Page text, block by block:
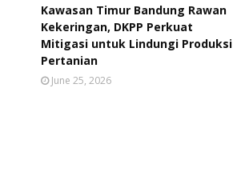
Kawasan Timur Bandung Rawan
Kekeringan, DKPP Perkuat
Mitigasi untuk Lindungi Produksi
Pertanian
June 25, 2026